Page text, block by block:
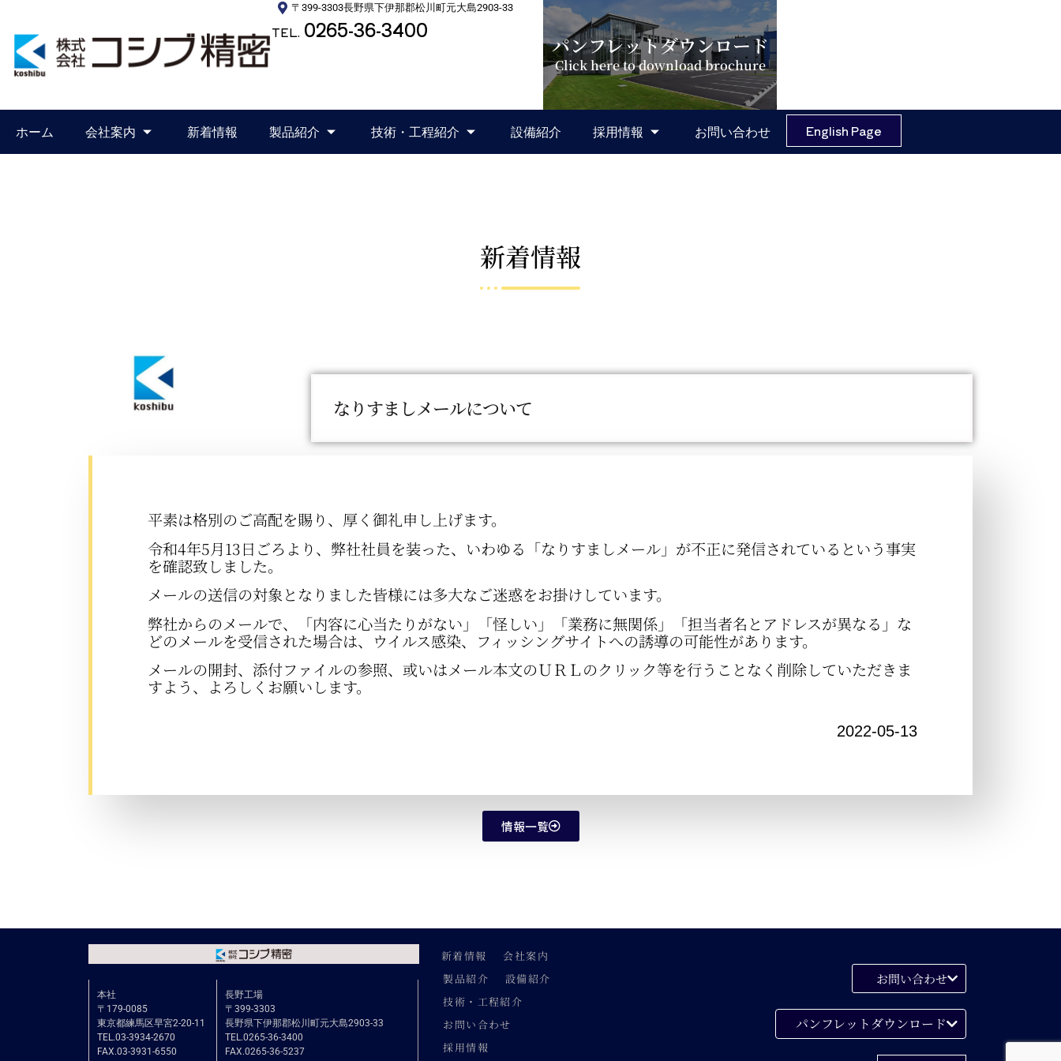
〒399-3303長野県下伊那郡松川町元大島2903-33
TEL. 0265-36-3400
パンフレットダウンロード
Click here to download brochure
ホーム 会社案内 新着情報 製品紹介 技術・工程紹介 設備紹介 採用情報 お問い合わせ English Page
新着情報
なりすましメールについて
平素は格別のご高配を賜り、厚く御礼申し上げます。
令和4年5月13日ごろより、弊社社員を装った、いわゆる「なりすましメール」が不正に発信されているという事実
を確認致しました。
メールの送信の対象となりました皆様には多大なご迷惑をお掛けしています。
弊社からのメールで、「内容に心当たりがない」「怪しい」「業務に無関係」「担当者名とアドレスが異なる」な
どのメールを受信された場合は、ウイルス感染、フィッシングサイトへの誘導の可能性があります。
メールの開封、添付ファイルの参照、或いはメール本文のＵＲＬのクリック等を行うことなく削除していただきま
すよう、よろしくお願いします。
2022-05-13
情報一覧
本社
〒179-0085
東京都練馬区早宮2-20-11
TEL.03-3934-2670
FAX.03-3931-6550
長野工場
〒399-3303
長野県下伊那郡松川町元大島2903-33
TEL.0265-36-3400
FAX.0265-36-5237
新着情報
会社案内
製品紹介
設備紹介
技術・工程紹介
お問い合わせ
採用情報
お問い合わせ
パンフレットダウンロード